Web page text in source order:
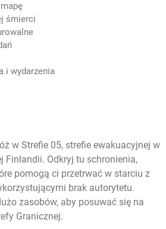
śmierci
i wydarzenia
w Strefie 05, strefie ewakuacyjnej w
Finlandii. Odkryj tu schronienia,
pomogą ci przetrwać w starciu z
brak autorytetu.
zasobów, aby posuwać się na
Granicznej.